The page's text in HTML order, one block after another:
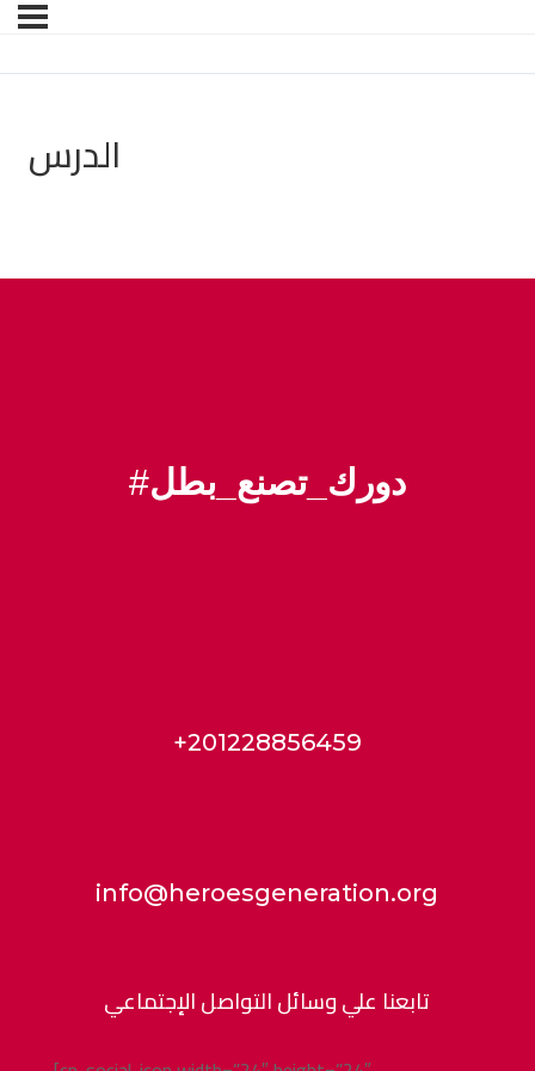
الدرس
#دورك_تصنع_بطل
+201228856459
info@heroesgeneration.org
تابعنا علي وسائل التواصل الإجتماعي